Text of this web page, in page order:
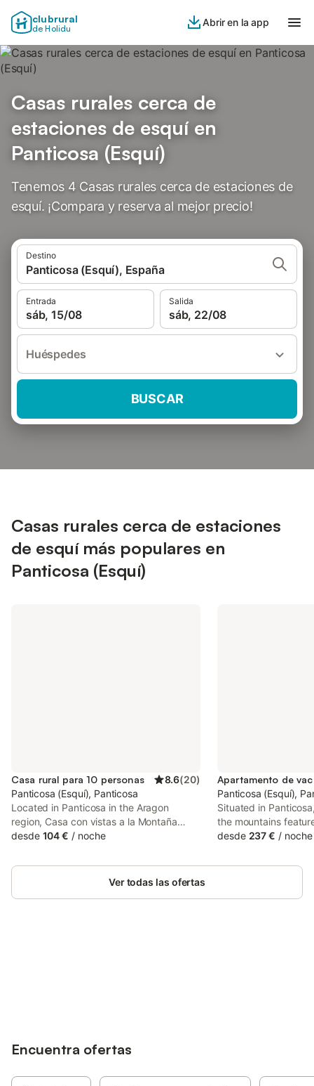
clubrural
de Holidu
Abrir en la app
Casas rurales cerca de
estaciones de esquí en
Panticosa (Esquí)
Tenemos 4 Casas rurales cerca de estaciones de
esquí. ¡Compara y reserva al mejor precio!
Destino
Panticosa (Esquí), España
Entrada
sáb, 15/08
Salida
sáb, 22/08
Huéspedes
BUSCAR
Casas rurales cerca de estaciones
de esquí más populares en
Panticosa (Esquí)
Casa rural para 10 personas 8.6(20)
Panticosa (Esquí), Panticosa
Located in Panticosa in the Aragon
region, Casa con vistas a la Montaña
features a patio. This property offers
and free WiFi. The property is non-
smoking and is situated 12 km from
desde 104 € / noche
Panticosa (Esquí),
Situated in
the mountains
within 50 km of
property and
desde 237 € / noche
Ver todas las ofertas
Encuentra ofertas